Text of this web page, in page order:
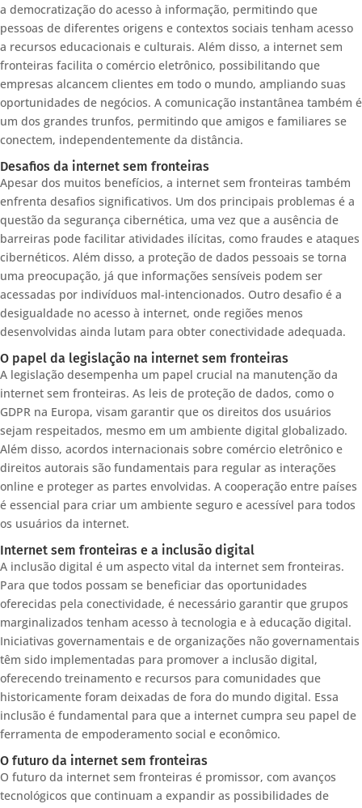
a democratização do acesso à informação, permitindo que
pessoas de diferentes origens e contextos sociais tenham acesso
a recursos educacionais e culturais. Além disso, a internet sem
fronteiras facilita o comércio eletrônico, possibilitando que
empresas alcancem clientes em todo o mundo, ampliando suas
oportunidades de negócios. A comunicação instantânea também é
um dos grandes trunfos, permitindo que amigos e familiares se
conectem, independentemente da distância.
Desafios da internet sem fronteiras
Apesar dos muitos benefícios, a internet sem fronteiras também
enfrenta desafios significativos. Um dos principais problemas é a
questão da segurança cibernética, uma vez que a ausência de
barreiras pode facilitar atividades ilícitas, como fraudes e ataques
cibernéticos. Além disso, a proteção de dados pessoais se torna
uma preocupação, já que informações sensíveis podem ser
acessadas por indivíduos mal-intencionados. Outro desafio é a
desigualdade no acesso à internet, onde regiões menos
desenvolvidas ainda lutam para obter conectividade adequada.
O papel da legislação na internet sem fronteiras
A legislação desempenha um papel crucial na manutenção da
internet sem fronteiras. As leis de proteção de dados, como o
GDPR na Europa, visam garantir que os direitos dos usuários
sejam respeitados, mesmo em um ambiente digital globalizado.
Além disso, acordos internacionais sobre comércio eletrônico e
direitos autorais são fundamentais para regular as interações
online e proteger as partes envolvidas. A cooperação entre países
é essencial para criar um ambiente seguro e acessível para todos
os usuários da internet.
Internet sem fronteiras e a inclusão digital
A inclusão digital é um aspecto vital da internet sem fronteiras.
Para que todos possam se beneficiar das oportunidades
oferecidas pela conectividade, é necessário garantir que grupos
marginalizados tenham acesso à tecnologia e à educação digital.
Iniciativas governamentais e de organizações não governamentais
têm sido implementadas para promover a inclusão digital,
oferecendo treinamento e recursos para comunidades que
historicamente foram deixadas de fora do mundo digital. Essa
inclusão é fundamental para que a internet cumpra seu papel de
ferramenta de empoderamento social e econômico.
O futuro da internet sem fronteiras
O futuro da internet sem fronteiras é promissor, com avanços
tecnológicos que continuam a expandir as possibilidades de